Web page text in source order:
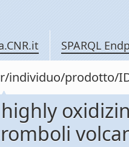
SPARQL
individuo/prodotto/